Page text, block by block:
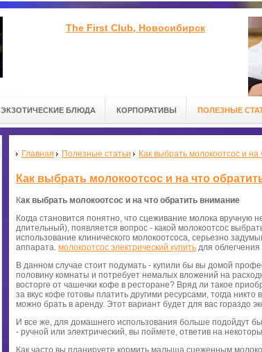
The First Club, Новосибирск
ЭКЗОТИЧЕСКИЕ БЛЮДА КОРПОРАТИВЫ ПОЛЕЗНЫЕ
Главная Полезные статьи Как выбрать молокоотсос и
Как выбрать молокоотсос и на что
Как выбрать молокоотсос и на что обратить внимание
Когда становится понятно, что сцеживание молока вручную
длительный), появляется вопрос - какой молокоотсос
использование клинического молокоотсоса, серьезно
аппарата. молокоотсос электрический купить для
В данном случае стоит подумать - купили бы вы домой
половину комнаты и потребует немалых вложений на
восторге от чашечки кофе в ресторане? Вряд ли такое
за вкус кофе готовы платить другими ресурсами, тогда
можно брать в аренду. Этот вариант будет для вас гораздо
И все же, для домашнего использования больше подойдут
- ручной или электрический, вы поймете, ответив на
Как часто вы планируете кормить малыша сцеженным